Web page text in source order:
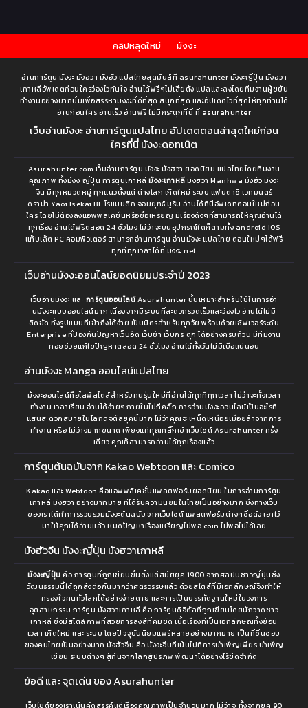
คลิปหลุดใหม่ มังงะ
อ่านการ์ตูน มังงะ มังฮวา มังฮัว แปลไทยสุดมันส์ที่ asurahunter มังงะญี่ปุ่น มังฮวา
เกาหลีอัพเดตก่อนใครว่องไวทันใจ อ่านได้ฟรีๆไม่เสียตัง แปลและลงโดยทีมงานผู้ขยัน
ทำงานอย่างบากบั่นเพื่อสรรหามังงะที่ดีที่สุด สนุกที่สุด และอัปเดตไวที่สุดให้ทุกท่านได้
อ่านก่อนใคร อ่านเร็ว อ่านฟรี ไม่มีกระตุกที่นี่ ที่ asurahunter
เว็บอ่านมังงะ อ่านการ์ตูนแปลไทย อัปเดตตอนล่าสุดใหม่ก่อน
ใครที่นี่ มังงะดอทเน็ต
Asurahunter.com เว็บอ่านการ์ตูน มังงะ มังฮวา ยอดนิยม แปลไทยโดยทีมงาน
คุณภาพ ทั้งมังงะญี่ปุ่น การ์ตูนเกาหลีมังงะเกาหลี มังฮวา Manhwa มังฮัว มังงะ
จีน มีทุกหมวดหมู่ ทุกแนวตั้งแต่ ต่างโลก เกิดใหม่ ระบบ แฟนตาซี เวทมนตร์
ดราม่า Yaoi Isekai BL โรแมนติก จอมยุทธ์ มูริม อ่านได้ที่นี่อัพเดทตอนใหม่ก่อน
ใคร โดยไม่ต้องลงแอพพลิเคชั่นหรือซื้อเหรียญ มีเรื่องดังๆที่สามารถให้คุณอ่านได้
ทุกเรื่อง อ่านได้ฟรีตลอด 24 ชั่วโมง ไม่ว่าจะบนอุปกรณ์ใดก็ตามทั้ง android IOS
แท็บเล็ต PC คอมพิวเตอร์ สามารถอ่านการ์ตูน อ่านมังงะ แปลไทย ตอนใหม่ๆได้ฟรี
ทุกที่ทุกเวลาได้ที่ มังงะ.net
เว็บอ่านมังงะออนไลน์ยอดนิยมประจำปี 2023
เว็บอ่านมังงะ และ การ์ตูนออนไลน์Asurahunter นั้นเหมาะสำหรับใช้ในการอ่า
นมังงะแบบออนไลน์มาก เนื่องจากมีระบบที่สะดวกรวดเร็วและว่องไว อ่านได้ไม่มี
ติดขัด ทั้งรูปแบบที่เข้าถึงได้ง่าย เป็นมิตรสำหรับทุกวัย พร้อมด้วยเซิฟเวอร์ระดับ
Enterprise ที่ป้องกันปัญหาเว็บอืด เว็บช้า เว็บกระตุก ได้อย่างครบถ้วน มีทีมงาน
คอยช่วยแก้ไขปัญหาตลอด 24 ชั่วโมง อ่านได้ทั้งวันไม่มีเบื่อแน่นอน
อ่านมังงะ Manga ออนไลน์แปลไทย
ม้งงะออนไลน์คือไลฟ์สไตล์สำหรับคนรุ่นใหม่ที่อ่านได้ทุกที่ทุกเวลา ไม่ว่าจะทั้งเวลา
ทำงาน เวลาเรียน อ่านได้ง่ายๆภายในไม่กี่คลิ๊ก การอ่านมังงะออนไลน์เป็นอะไรที่
แสนสะดวกสบายในโลกดิจิตัลยุคนี้มาก ไม่ว่าคุณจะเหน็ดเหนื่อยเมื่อยล้าจากการ
ทำงาน หรือ ไม่ว่างมากขนาด เพียงแค่คุณคลิ๊กเข้าเว็บไซต์ Asurahunter ครั้ง
เดียว คุณก็สามารถอ่านได้ทุกเรื่องแล้ว
การ์ตูนต้นฉบับจาก Kakao Webtoon และ Comico
Kakao และ Webtoon คือแอพพลิเคชั่นแพลตฟอร์มยอดนิยม ในการอ่านการ์ตูน
เกาหลี มังฮวา อย่างมากมาย ทีได้รับความนิยมในไทยเป็นอย่างมาก ซึ่งทางเว็บ
ของเราได้ทำการรวบรวมมังงะต้นฉบับจากเว็บไซต์ แพลตฟอร์มต่างๆชื่อดัง เอาไว้
มาให้คุณได้อ่านแล้ว หมดปัญหาเรื่องเหรียญไม่พอ coin ไม่พอไปได้เลย
มังฮัวจีน มังงะญี่ปุ่น มังฮวาเกาหลี
มังงะญี่ปุ่น คือ การ์ตูนที่ถูกเขียนขึ้นตั้งแต่สมัยยุค 1900 จากศิลปินชาวญี่ปุ่นซึ่ง
วัฒนธรรมนี้ได้ถูกส่งต่อกันมากว่าศตรวรรษแล้ว ด้วยสไตล์ที่มีเอกลักษณ์จึงทำให้
ครองใจคนทั่วโลกได้อย่างง่ายดาย และการเป็นบรรทัดฐานใหม่ในวงการ
อุตสาหกรรม การ์ตูน มังฮวาเกาหลี คือ การ์ตูนดิจิตัลที่ถูกเขียนโดยนักวาดชาว
เกาหลี ซึ่งมีสไตล์ภาพที่สวยการลงสีที่คมชัด เนื้อเรื่องที่เป็นเอกลักษณ์ทั้งย้อน
เวลา เกิดใหม่ และ ระบบ โดยปัจจุบันนิยมแพร่หลายอย่างมากมาย เป็นที่ชื่นชอบ
ของคนไทยเป็นอย่างมาก มังฮัวจีน คือ มังงะจีนที่เน้นไปที่การบำเพ็ญเพียร บำเพ็ญ
เซียน ระบบต่างๆ สู้กันจากโลกสู่ปรภพ พัฒนาได้อย่างไร้ขีดจำกัด
ข้อดี และ จุดเด่น ของ Asurahunter
เว็บไซต์ของเราเน้นคัดสรรค์แต่เรื่องคุณภาพเป็นจำนวนมาก ไม่ว่าจะทั้งจากยุค 90